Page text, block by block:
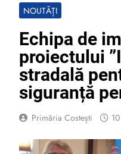
NOUTĂȚI
Echipa de
proiectului
stradală
siguranță
Primăria Costești